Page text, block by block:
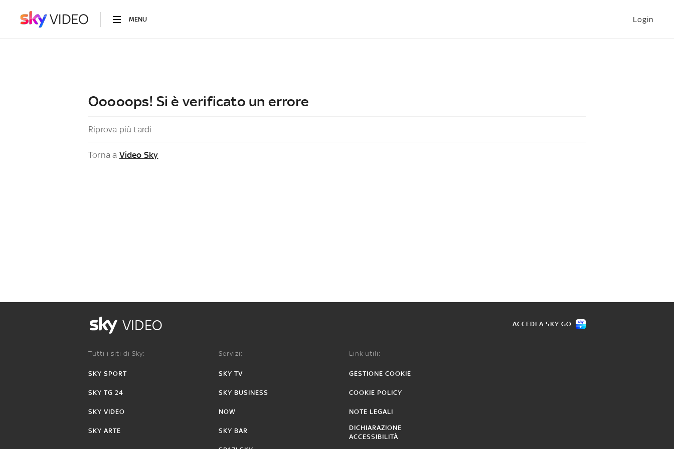
MENU Login
Ooooops! Si è verificato un errore
Riprova più tardi
Torna a Video Sky
VIDEO ACCEDI A SKY GO
Tutti i siti di Sky:
SKY SPORT
SKY TG 24
SKY VIDEO
SKY ARTE
Servizi:
SKY TV
SKY BUSINESS
NOW
SKY BAR
Link utili:
GESTIONE COOKIE
COOKIE POLICY
NOTE LEGALI
DICHIARAZIONE
ACCESSIBILITÀ